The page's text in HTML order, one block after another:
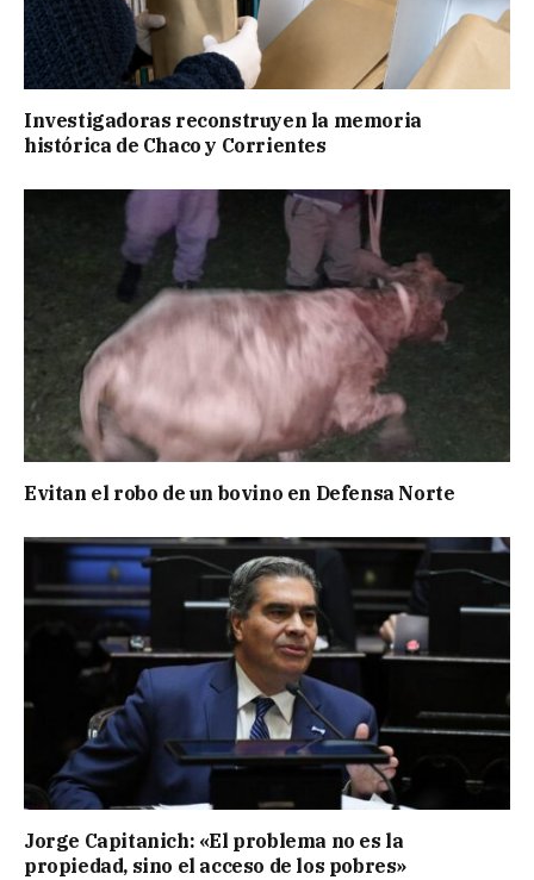
Investigadoras reconstruyen la memoria
histórica de Chaco y Corrientes
Evitan el robo de un bovino en Defensa Norte
Jorge Capitanich: «El problema no es la
propiedad, sino el acceso de los pobres»